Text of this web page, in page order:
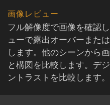
画像レビュー
フル解像度で画像を確認
ューで露出オーバーまた
します。他のシーンから
と構図を比較します。デ
ントラストを比較します。